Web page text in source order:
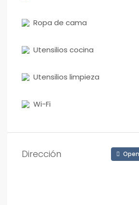
Ropa de cama
Utensilios cocina
Utensilios limpieza
Wi-Fi
Dirección